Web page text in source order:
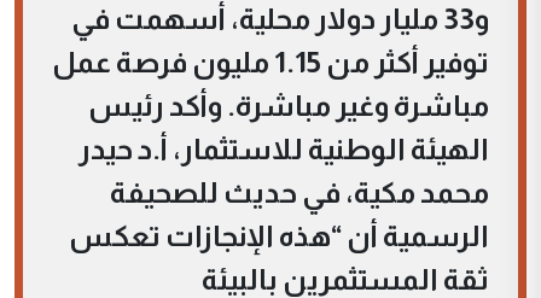
و33 مليار دولار محلية، أسهمت في
توفير أكثر من 1.15 مليون فرصة عمل
مباشرة وغير مباشرة. وأكد رئيس
الهيئة الوطنية للاستثمار، أ.د حيدر
محمد مكية، في حديث للصحيفة
الرسمية أن “هذه الإنجازات تعكس
ثقة المستثمرين بالبيئة